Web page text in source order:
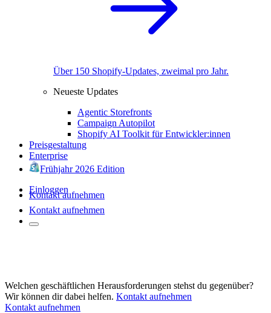
Über 150 Shopify-Updates, zweimal pro Jahr.
Neueste Updates
Agentic Storefronts
Campaign Autopilot
Shopify AI Toolkit für Entwickler:innen
Preisgestaltung
Enterprise
Frühjahr 2026 Edition
Einloggen
Kontakt aufnehmen
Kontakt aufnehmen
Welchen geschäftlichen Herausforderungen stehst du gegenüber?
Wir können dir dabei helfen. Kontakt aufnehmen
Kontakt aufnehmen